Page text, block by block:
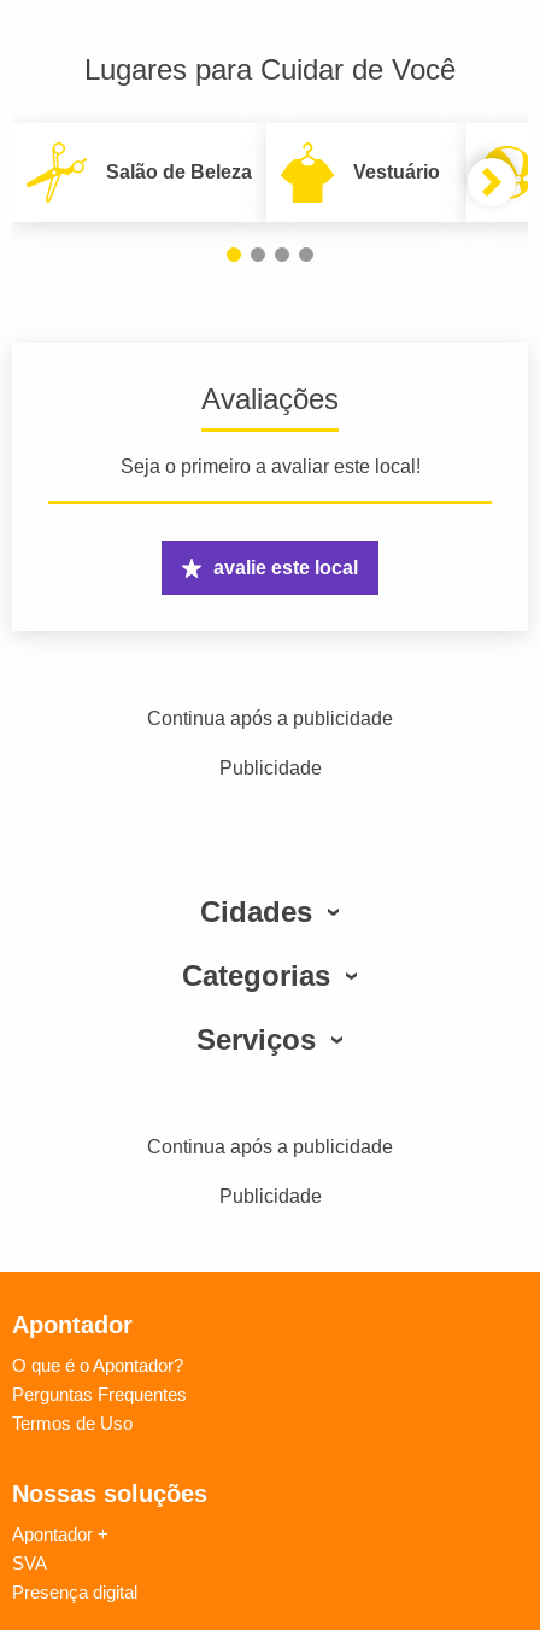
Lugares para Cuidar de Você
Salão de Beleza Vestuário
Avaliações
Seja o primeiro a avaliar este local!
avalie este local
Continua após a publicidade
Publicidade
Cidades
Categorias
Serviços
Continua após a publicidade
Publicidade
Apontador
O que é o Apontador?
Perguntas Frequentes
Termos de Uso
Nossas soluções
Apontador +
SVA
Presença digital